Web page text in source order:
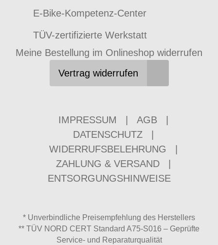
E-Bike-Kompetenz-Center
TÜV-zertifizierte Werkstatt
Meine Bestellung im Onlineshop widerrufen
Vertrag widerrufen
IMPRESSUM AGB
DATENSCHUTZ
WIDERRUFSBELEHRUNG
ZAHLUNG & VERSAND
ENTSORGUNGSHINWEISE
* Unverbindliche Preisempfehlung des Herstellers
** TÜV NORD CERT Standard A75-S016 – Geprüfte
Service- und Reparaturqualität